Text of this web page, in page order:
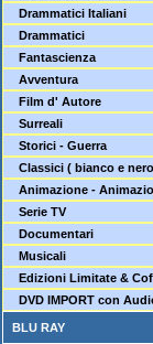
Drammatici Italiani
Drammatici
Fantascienza
Avventura
Film d' Autore
Surreali
Storici - Guerra
Classici ( bianco e
Animazione -
Serie TV
Documentari
Musicali
Edizioni Limitate &
DVD IMPORT con
BLU RAY